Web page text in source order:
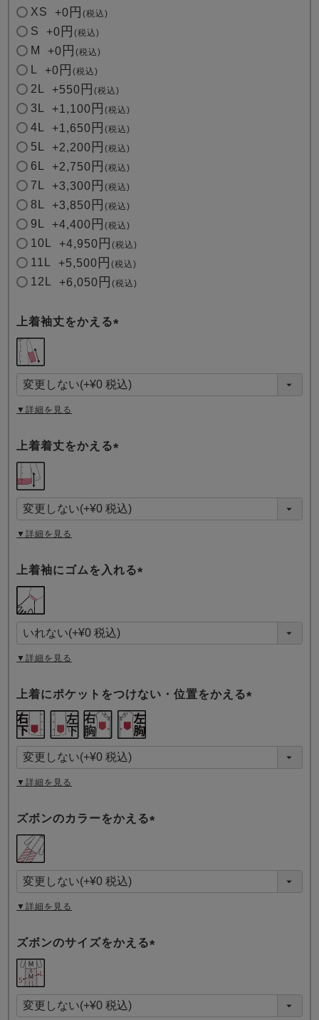
(
)
XS +0 税込
S +0 税込
M +0 税込
+0 税込
2L +550 税込
3L +1,100 税込
4L +1,650 税込
5L +2,200 税込
6L +2,750 税込
7L +3,300 税込
8L +3,850 税込
9L +4,400 税込
10L +4,950 税込
11L +5,500 税込
12L +6,050 税込
上着袖丈をかえる
須
)
▼詳細を見る
上着着丈をかえる
須
)
▼詳細を見る
上着袖にゴムを入れる
須
)
▼詳細を見る
上着にポケットをつけない・位置をかえる
須
)
▼詳細を見る
ズボンのカラーをかえる
須
)
▼詳細を見る
ズボンのサイズをかえる
須
)